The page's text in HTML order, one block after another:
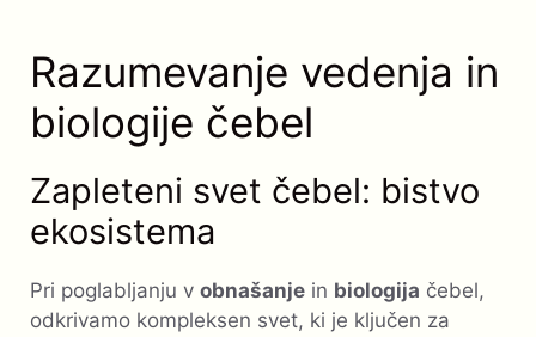
Razumevanje vedenja in
biologije čebel
Zapleteni svet čebel: bistvo
ekosistema
Pri poglabljanju v obnašanje in biologija čebel,
odkrivamo kompleksen svet, ki je ključen za